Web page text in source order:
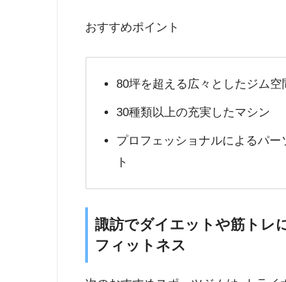
おすすめポイント
80坪を超える広々としたジム空
30種類以上の充実したマシン
プロフェッショナルによるパ
ト
諏訪でダイエットや筋トレ
フィットネス